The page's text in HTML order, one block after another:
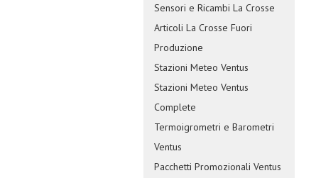
Sensori e Ricambi La Crosse
Articoli La Crosse Fuori
Produzione
Stazioni Meteo Ventus
Stazioni Meteo Ventus
Complete
Termoigrometri e Barometri
Ventus
Pacchetti Promozionali Ventus